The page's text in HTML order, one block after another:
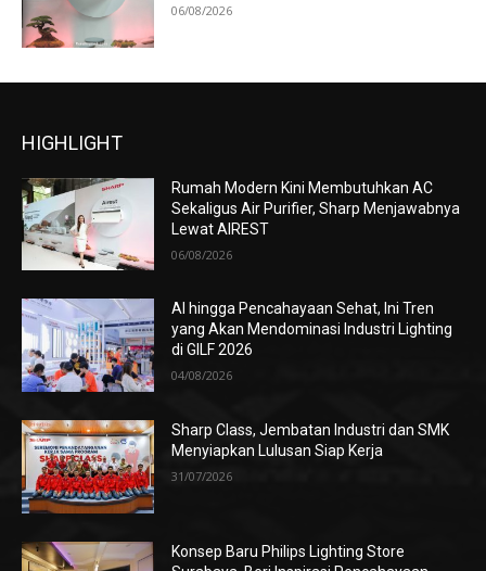
06/08/2026
HIGHLIGHT
Rumah Modern Kini Membutuhkan AC
Sekaligus Air Purifier, Sharp Menjawabnya
Lewat AIREST
06/08/2026
AI hingga Pencahayaan Sehat, Ini Tren
yang Akan Mendominasi Industri Lighting
di GILF 2026
04/08/2026
Sharp Class, Jembatan Industri dan SMK
Menyiapkan Lulusan Siap Kerja
31/07/2026
Konsep Baru Philips Lighting Store